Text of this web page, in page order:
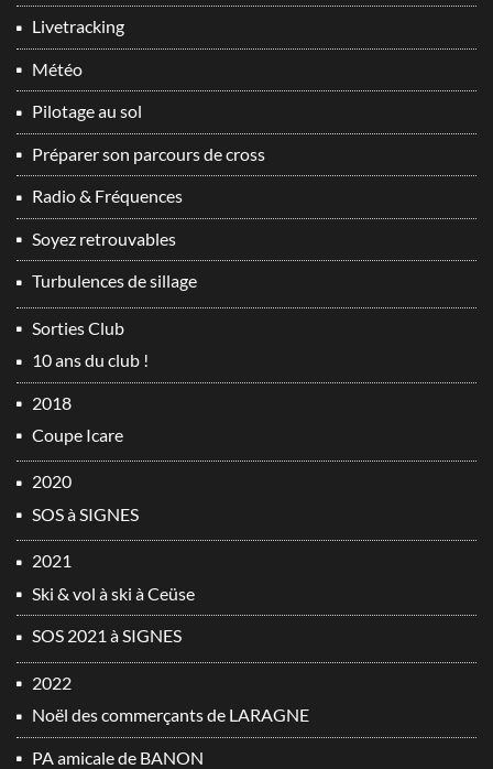
Livetracking
Météo
Pilotage au sol
Préparer son parcours de cross
Radio & Fréquences
Soyez retrouvables
Turbulences de sillage
Sorties Club
10 ans du club !
2018
Coupe Icare
2020
SOS à SIGNES
2021
Ski & vol à ski à Ceüse
SOS 2021 à SIGNES
2022
Noël des commerçants de LARAGNE
PA amicale de BANON